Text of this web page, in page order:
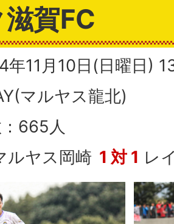
賀FC
年11月10日(日曜日)
マルヤス龍北)
665人
ルヤス岡崎 1 対 1 レ